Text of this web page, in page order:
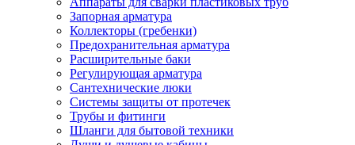
Запорная арматура
Коллекторы (гребенки)
Предохранительная арматура
Расширительные баки
Регулирующая арматура
Сантехнические люки
Системы защиты от протечек
Трубы и фитинги
Шланги для бытовой техники